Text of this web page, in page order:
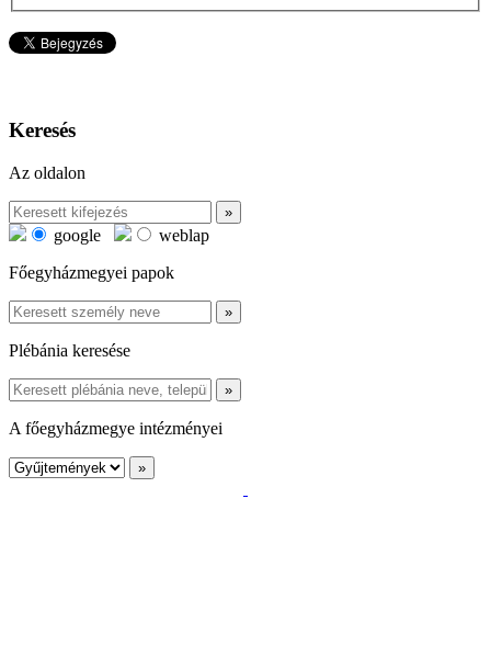
Keresés
Az oldalon
google
weblap
Főegyházmegyei papok
Plébánia keresése
A főegyházmegye intézményei